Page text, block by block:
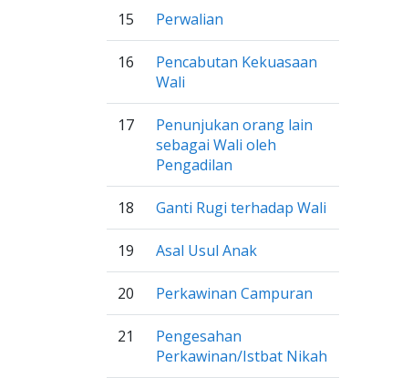
15 Perwalian
16
Pencabutan Kekuasaan
Wali
17
Penunjukan orang lain
sebagai Wali oleh
Pengadilan
18 Ganti Rugi terhadap Wali
19 Asal Usul Anak
20 Perkawinan Campuran
21
Pengesahan
Perkawinan/Istbat Nikah